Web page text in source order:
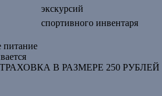
экскурсий
спортивного инвентаря
питание
В РАЗМЕРЕ 250